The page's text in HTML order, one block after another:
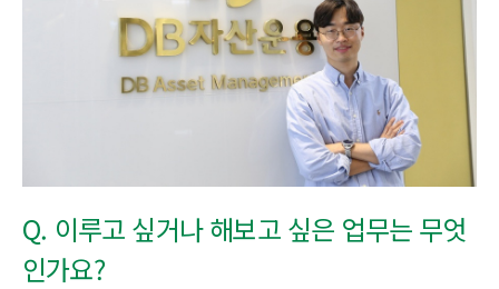
Q. 이루고 싶거나 해보고 싶은 업무는 무엇
인가요?